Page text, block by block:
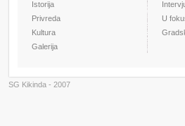
Istorija
Privreda
Kultura
Galerija
U
SG Kikinda - 2007